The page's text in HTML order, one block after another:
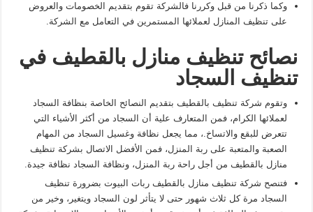
وكما ذكرنا من قبل وكررنا فالشركة تقوم بتقديم الخصومات والعروض
على تنظيف المنازل لعملائها المستمرين في التعامل مع الشركة.
نصائح تنظيف منازل بالقطيف في
تنظيف السجاد
وتقوم شركة تنظيف بالقطيف بتقديم النصائح الخاصة بنظافة السجاد
لعملائها الكرام، فمن المتعارف علية أن السجاد من أكثر الأشياء التي
تتعرض للبقع والاتساخ.، مما يجعل نظافة وغسيل السجاد من المهام
الصعبة والمتعبة على ربة المنزل، فمن الأفضل الاتصال بشركة تنظيف
منازل بالقطيف من أجل راحة ربة المنزل، ونظافة السجاد نظافة جيدة.
فتنصح شركة تنظيف منازل بالقطيف ربات البيوت بضرورة تنظيف
السجاد مرة كل ثلاث شهور حتى لا يتأثر لون السجاد ويتغير، وخير من